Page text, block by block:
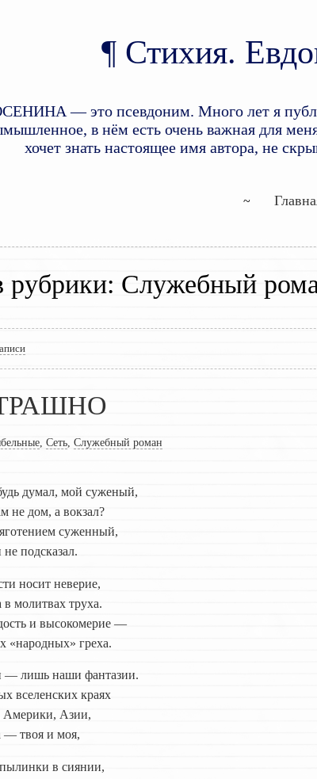
Стихия.
— это псевдоним. Много лет я
в нём есть очень важная для
хочет знать настоящее имя автора, не
рубрики: Служебный
записям
, Сеть, Служебный роман
думал, мой суженый,
не дом, а вокзал?
суженный,
подсказал.
носит неверие,
в молитвах труха.
и высокомерие —
«народных» греха.
— лишь наши фантазии.
вселенских краях
Азии,
— твоя и моя,
в сиянии,